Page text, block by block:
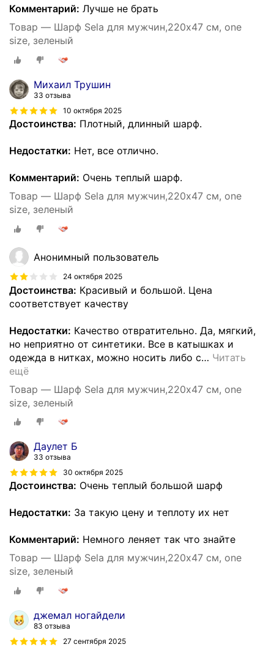
Комментарий: Лучше не брать
Товар — Шарф Sela для мужчин,220х47 см, one
size, зеленый
Михаил Трушин
33 отзыва
10 октября 2025
Достоинства: Плотный, длинный шарф.
Недостатки: Нет, все отлично.
Комментарий: Очень теплый шарф.
Товар — Шарф Sela для мужчин,220х47 см, one
size, зеленый
Анонимный пользователь
24 октября 2025
Достоинства: Красивый и большой. Цена
соответствует качеству
Недостатки: Качество отвратительно. Да, мягкий,
но неприятно от синтетики. Все в катышках и
одежда в нитках, можно носить либо с… Читать
ещё
Товар — Шарф Sela для мужчин,220х47 см, one
size, зеленый
Даулет Б
33 отзыва
30 октября 2025
Достоинства: Очень теплый большой шарф
Недостатки: За такую цену и теплоту их нет
Комментарий: Немного леняет так что знайте
Товар — Шарф Sela для мужчин,220х47 см, one
size, зеленый
джемал ногайдели
83 отзыва
27 сентября 2025